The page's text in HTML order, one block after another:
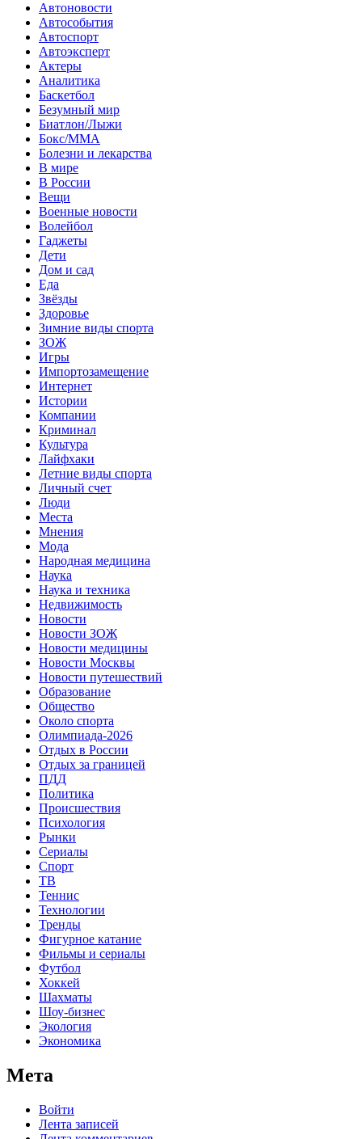
Автоновости
Автособытия
Автоспорт
Автоэксперт
Актеры
Аналитика
Баскетбол
Безумный мир
Биатлон/Лыжи
Бокс/MMA
Болезни и лекарства
В мире
В России
Вещи
Военные новости
Волейбол
Гаджеты
Дети
Дом и сад
Еда
Звёзды
Здоровье
Зимние виды спорта
ЗОЖ
Игры
Импортозамещение
Интернет
Истории
Компании
Криминал
Культура
Лайфхаки
Летние виды спорта
Личный счет
Люди
Места
Мнения
Мода
Народная медицина
Наука
Наука и техника
Недвижимость
Новости
Новости ЗОЖ
Новости медицины
Новости Москвы
Новости путешествий
Образование
Общество
Около спорта
Олимпиада-2026
Отдых в России
Отдых за границей
ПДД
Политика
Происшествия
Психология
Рынки
Сериалы
Спорт
ТВ
Теннис
Технологии
Тренды
Фигурное катание
Фильмы и сериалы
Футбол
Хоккей
Шахматы
Шоу-бизнес
Экология
Экономика
Мета
Войти
Лента записей